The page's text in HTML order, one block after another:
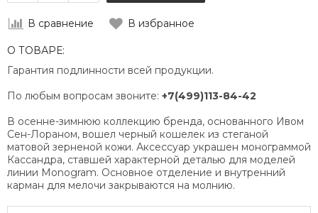
В сравнение В избранное
О ТОВАРЕ:
Гарантия подлинности всей продукции.
По любым вопросам звоните: +7(499)113-84-42
В осенне-зимнюю коллекцию бренда, основанного Ивом
Сен-Лораном, вошел черный кошелек из стеганой
матовой зерненой кожи. Аксессуар украшен монограммой
Кассандра, ставшей характерной деталью для моделей
линии Monogram. Основное отделение и внутренний
карман для мелочи закрываются на молнию.